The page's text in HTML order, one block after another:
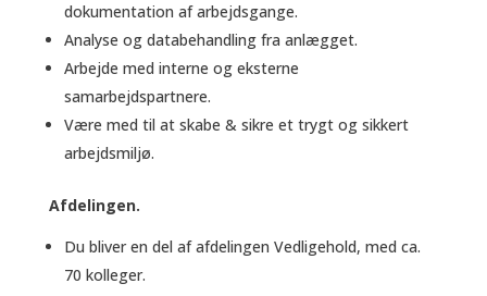
dokumentation af arbejdsgange.
Analyse og databehandling fra anlægget.
Arbejde med interne og eksterne
samarbejdspartnere.
Være med til at skabe & sikre et trygt og sikkert
arbejdsmiljø.
Afdelingen.
Du bliver en del af afdelingen Vedligehold, med ca.
70 kolleger.